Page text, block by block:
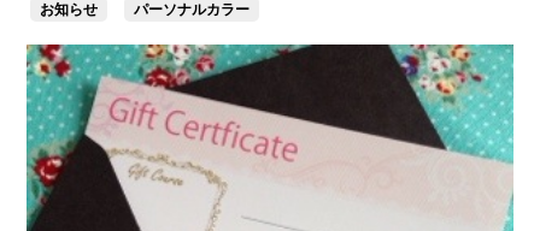
お知らせ パーソナルカラー